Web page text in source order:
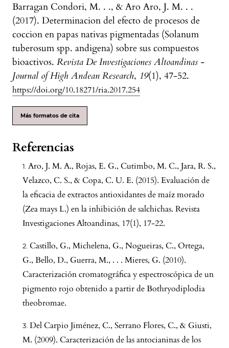
Barragan Condori, M. . ., & Aro Aro, J. M. . .
(2017). Determinacion del efecto de procesos de
coccion en papas nativas pigmentadas (Solanum
tuberosum spp. andigena) sobre sus compuestos
bioactivos. Revista De Investigaciones Altoandinas -
Journal of High Andean Research, 19(1), 47-52.
https://doi.org/10.18271/ria.2017.254
Más formatos de cita
Referencias
Aro, J. M. A., Rojas, E. G., Cutimbo, M. C., Jara, R. S.,
Velazco, C. S., & Copa, C. U. E. (2015). Evaluación de
la eficacia de extractos antioxidantes de maíz morado
(Zea mays L.) en la inhibición de salchichas. Revista
Investigaciones Altoandinas, 17(1), 17-22.
Castillo, G., Michelena, G., Nogueiras, C., Ortega,
G., Bello, D., Guerra, M., . . . Mieres, G. (2010).
Caracterización cromatográfica y espectroscópica de un
pigmento rojo obtenido a partir de Bothryodiplodia
theobromae.
Del Carpio Jiménez, C., Serrano Flores, C., & Giusti,
M. (2009). Caracterización de las antocianinas de los